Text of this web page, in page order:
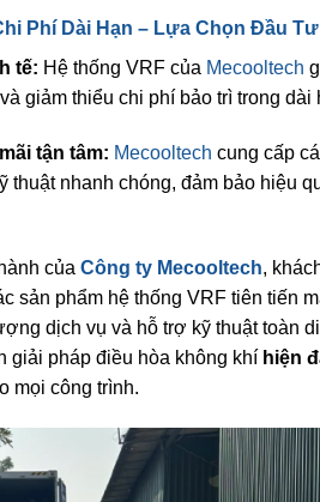
Phí Dài Hạn – Lựa Chọn Đầu
tế: Hệ thống VRF của Mecooltech
giảm thiểu chi phí bảo trì trong dài
tận tâm: Mecooltech cung cấp
thuật nhanh chóng, đảm bảo hiệu
của Công ty Mecooltech,
sản phẩm hệ thống VRF tiên tiến
dịch vụ và hỗ trợ kỹ thuật toàn
giải pháp điều hòa không khí hiện
mọi công trình.